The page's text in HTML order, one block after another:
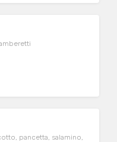
pancetta, salamino,